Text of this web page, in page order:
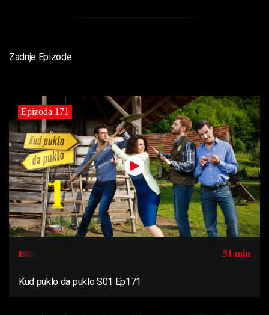
Zadnje Epizode
Epizoda 171
51 min
Kud puklo da puklo S01 Ep171